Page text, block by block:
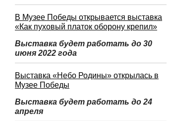
В Музее Победы открывается выставка
«Как пуховый платок оборону крепил»
Выставка будет работать до 30
июня 2022 года
Выставка «Небо Родины» открылась в
Музее Победы
Выставка будет работать до 24
апреля